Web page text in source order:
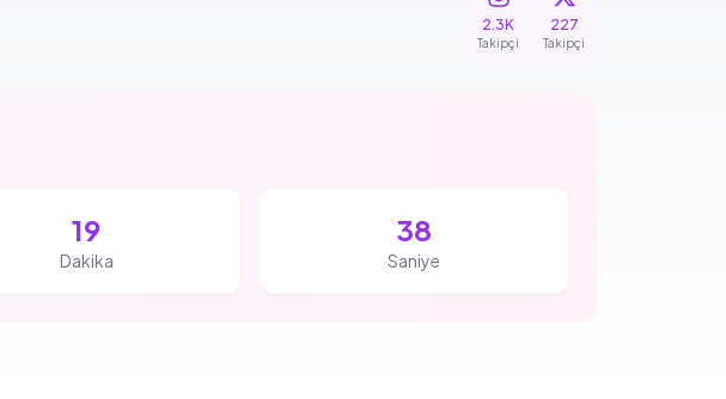
2.3K
Takipçi
227
Takipçi
19
Dakika
37
Saniye